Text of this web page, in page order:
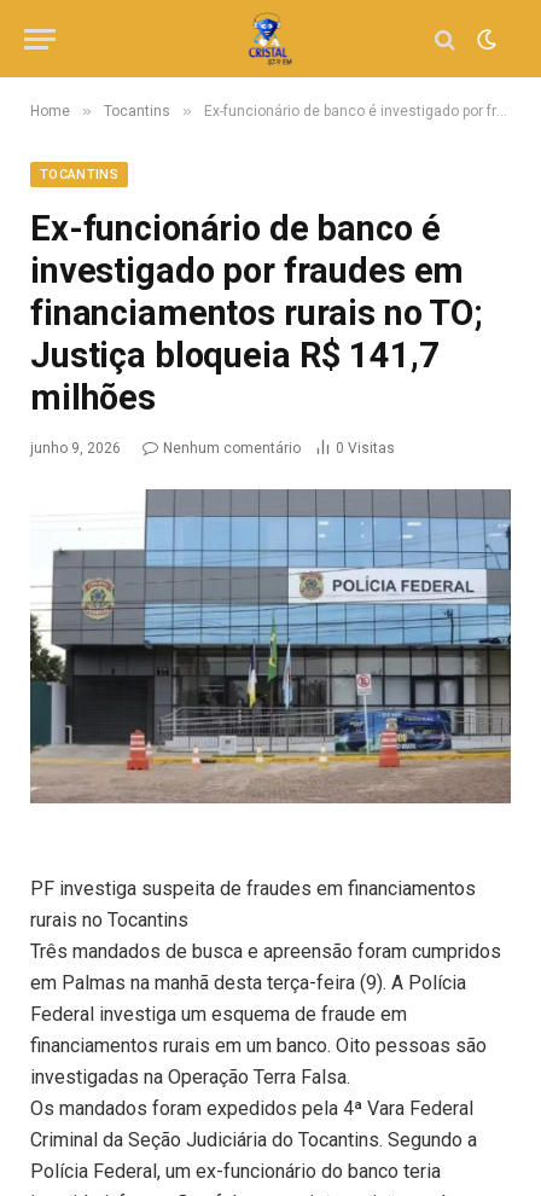
Home » Tocantins » Ex-funcionário de banco é investigado por fraudes em financiamentos rurais no TO; Justiça bloqueia R$ 141,7 milhões
TOCANTINS
Ex-funcionário de banco é
investigado por fraudes em
financiamentos rurais no TO;
Justiça bloqueia R$ 141,7
milhões
junho 9, 2026 Nenhum comentário 0 Visitas
PF investiga suspeita de fraudes em financiamentos
rurais no Tocantins
Três mandados de busca e apreensão foram cumpridos
em Palmas na manhã desta terça-feira (9). A Polícia
Federal investiga um esquema de fraude em
financiamentos rurais em um banco. Oito pessoas são
investigadas na Operação Terra Falsa.
Os mandados foram expedidos pela 4ª Vara Federal
Criminal da Seção Judiciária do Tocantins. Segundo a
Polícia Federal, um ex-funcionário do banco teria